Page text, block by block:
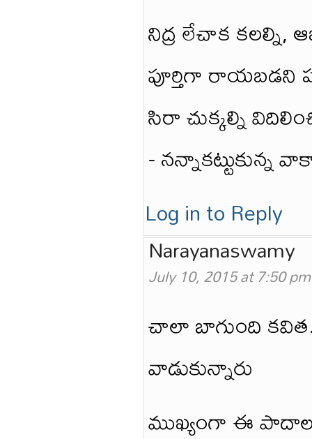
నిద్ర లేచాక
పూర్తిగా రాయబడని
సిరా చుక్కల్ని
- నన్నాకట్టుకున్న
Log in to Reply
Narayanaswamy
July 10, 2015 at 7:50 pm
చాలా బాగుంది
వాడుకున్నారు
ముఖ్యంగా ఈ